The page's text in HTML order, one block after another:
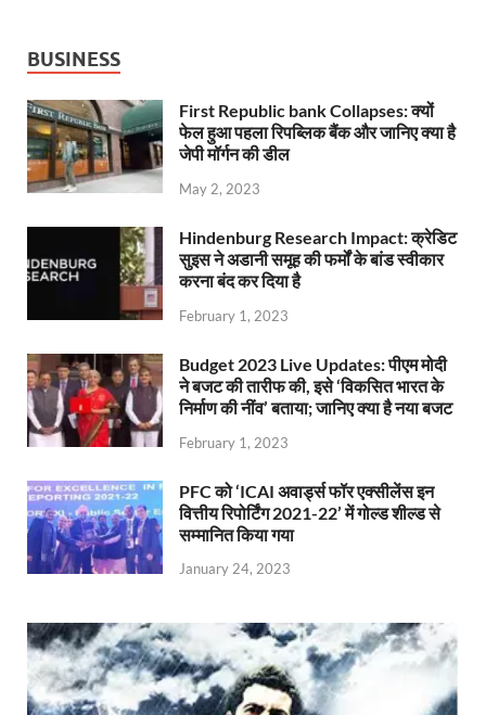
BUSINESS
First Republic bank Collapses: क्यों
फेल हुआ पहला रिपब्लिक बैंक और जानिए क्या है
जेपी मॉर्गन की डील
May 2, 2023
Hindenburg Research Impact: क्रेडिट
सुइस ने अडानी समूह की फर्मों के बांड स्वीकार
करना बंद कर दिया है
February 1, 2023
Budget 2023 Live Updates: पीएम मोदी
ने बजट की तारीफ की, इसे ‘विकसित भारत के
निर्माण की नींव’ बताया; जानिए क्या है नया बजट
February 1, 2023
PFC को ‘ICAI अवार्ड्स फॉर एक्सीलेंस इन
वित्तीय रिपोर्टिंग 2021-22’ में गोल्ड शील्ड से
सम्मानित किया गया
January 24, 2023